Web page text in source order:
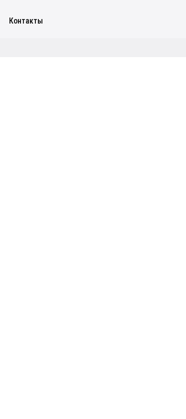
Контакты